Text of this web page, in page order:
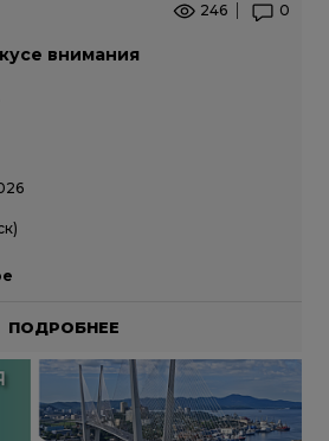
246 0
внимания
ПОДРОБНЕЕ